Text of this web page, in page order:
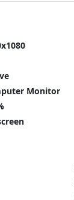
Monitor